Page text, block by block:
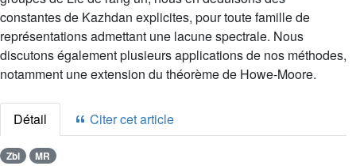
constantes de Kazhdan explicites, pour toute famille de
représentations admettant une lacune spectrale. Nous
discutons également plusieurs applications de nos méthodes,
notamment une extension du théorème de Howe-Moore.
Détail Citer cet article
Zbl MR